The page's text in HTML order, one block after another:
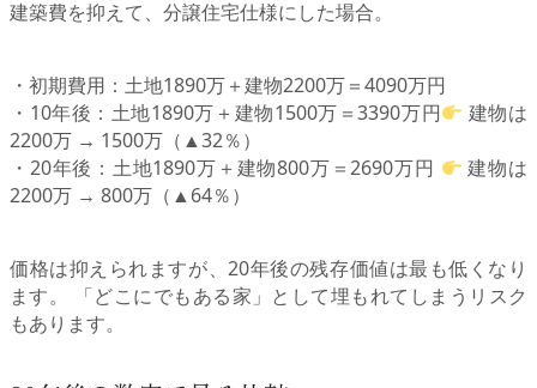
建築費を抑えて、分譲住宅仕様にした場合。
・初期費用：土地1890万＋建物2200万＝4090万円
・10年後：土地1890万＋建物1500万＝3390万円
建物は
2200万 → 1500万（▲32％）
・20年後：土地1890万＋建物800万＝2690万円
建物は
2200万 → 800万（▲64％）
価格は抑えられますが、20年後の残存価値は最も低くなり
ます。 「どこにでもある家」として埋もれてしまうリスク
もあります。